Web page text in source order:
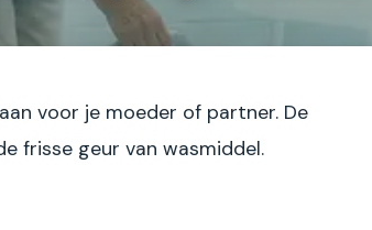
voor je moeder of partner. De
frisse geur van wasmiddel.